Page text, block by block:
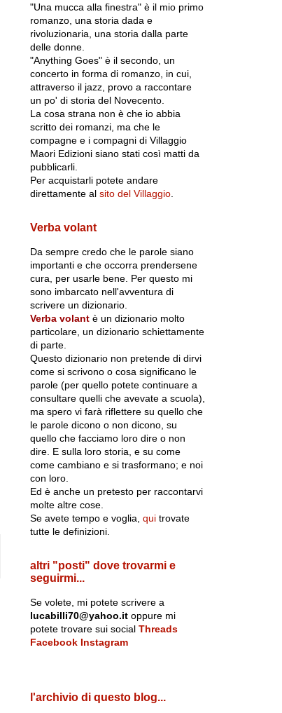
"Una mucca alla finestra" è il mio primo
romanzo, una storia dada e
rivoluzionaria, una storia dalla parte
delle donne.
"Anything Goes" è il secondo, un
concerto in forma di romanzo, in cui,
attraverso il jazz, provo a raccontare
un po' di storia del Novecento.
La cosa strana non è che io abbia
scritto dei romanzi, ma che le
compagne e i compagni di Villaggio
Maori Edizioni siano stati così matti da
pubblicarli.
Per acquistarli potete andare
direttamente al sito del Villaggio.
Verba volant
Da sempre credo che le parole siano
importanti e che occorra prendersene
cura, per usarle bene. Per questo mi
sono imbarcato nell'avventura di
scrivere un dizionario.
Verba volantè un dizionario molto
particolare, un dizionario schiettamente
di parte.
Questo dizionario non pretende di dirvi
come si scrivono o cosa significano le
parole (per quello potete continuare a
consultare quelli che avevate a scuola),
ma spero vi farà riflettere su quello che
le parole dicono o non dicono, su
quello che facciamo loro dire o non
dire. E sulla loro storia, e su come
come cambiano e si trasformano; e noi
con loro.
Ed è anche un pretesto per raccontarvi
molte altre cose.
Se avete tempo e voglia, quitrovate
tutte le definizioni.
altri "posti" dove trovarmi e
seguirmi...
Se volete, mi potete scrivere a
lucabilli70@yahoo.itoppure mi
potete trovare sui social Threads
Facebook Instagram
l'archivio di questo blog...